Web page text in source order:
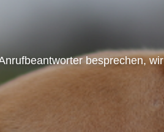
besprechen, wir